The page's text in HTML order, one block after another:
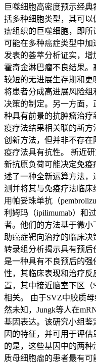
巨噬细胞高密度预示经
括多种细胞类型，其可
瘤组织的巨噬细胞，即所
可能在多种癌症类型中
发表的荟萃分析证实，
霍奇金淋巴瘤不良结果。
较短的无进展生存期和
将患者分成高进展风险
决策的制定。另一方面
种具有前景的抗肿瘤治
疫疗法结果相关联的新
创新方法，但并非不存
疫疗法具有抗性。 新近
新抗原负荷可能决定免疫
述了一种全新运算方法
测并将其与免疫疗法临
用帕妥珠单抗（
利姆玛（ipilimumab）和
者。他们的方法基于微
助癌症靶向治疗的临床决
转录组分析揭示具有预
是一种具有不良预后的
性，其临床表现和治疗
置，其中接近脑室下区
相关。 由于SVZ中胶质
然未知，Jungk等人在
基因表达。该研究小组
因的特征，并可用于评
的是，这些基因中的两
质母细胞瘤的患者最有